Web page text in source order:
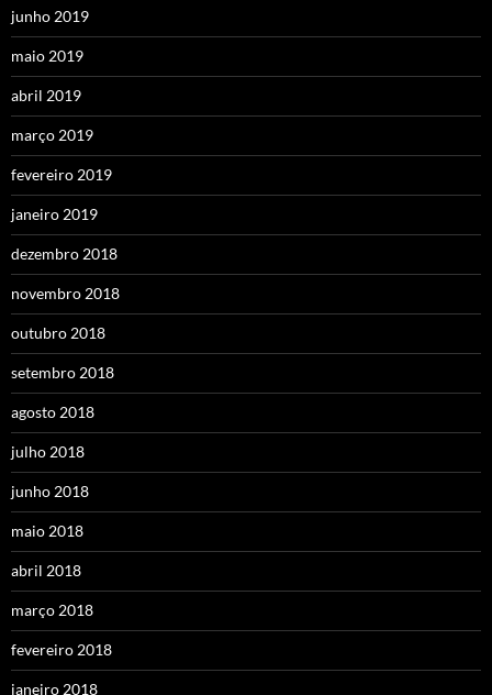
junho 2019
maio 2019
abril 2019
março 2019
fevereiro 2019
janeiro 2019
dezembro 2018
novembro 2018
outubro 2018
setembro 2018
agosto 2018
julho 2018
junho 2018
maio 2018
abril 2018
março 2018
fevereiro 2018
janeiro 2018